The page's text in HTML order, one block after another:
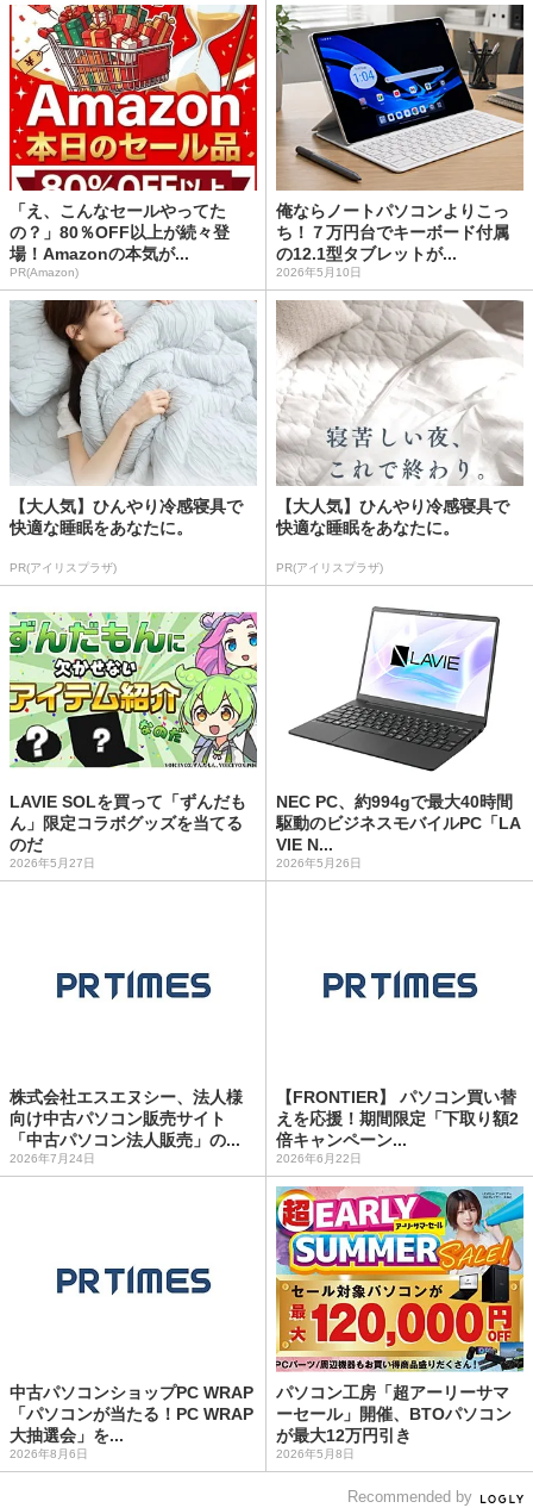
「え、こんなセールやってた
の？」80％OFF以上が続々登
場！Amazonの本気が...
PR(Amazon)
俺ならノートパソコンよりこっ
ち！７万円台でキーボード付属
の12.1型タブレットが...
2026年5月10日
【大人気】ひんやり冷感寝具で
快適な睡眠をあなたに。
PR(アイリスプラザ)
【大人気】ひんやり冷感寝具で
快適な睡眠をあなたに。
PR(アイリスプラザ)
LAVIE SOLを買って「ずんだも
ん」限定コラボグッズを当てる
のだ
2026年5月27日
NEC PC、約994gで最大40時間
駆動のビジネスモバイルPC「LA
VIE N...
2026年5月26日
株式会社エスエヌシー、法人様
向け中古パソコン販売サイト
「中古パソコン法人販売」の...
2026年7月24日
【FRONTIER】 パソコン買い替
えを応援！期間限定「下取り額2
倍キャンペーン...
2026年6月22日
中古パソコンショップPC WRAP
「パソコンが当たる！PC WRAP
大抽選会」を...
2026年8月6日
パソコン工房「超アーリーサマ
ーセール」開催、BTOパソコン
が最大12万円引き
2026年5月8日
Recommended by